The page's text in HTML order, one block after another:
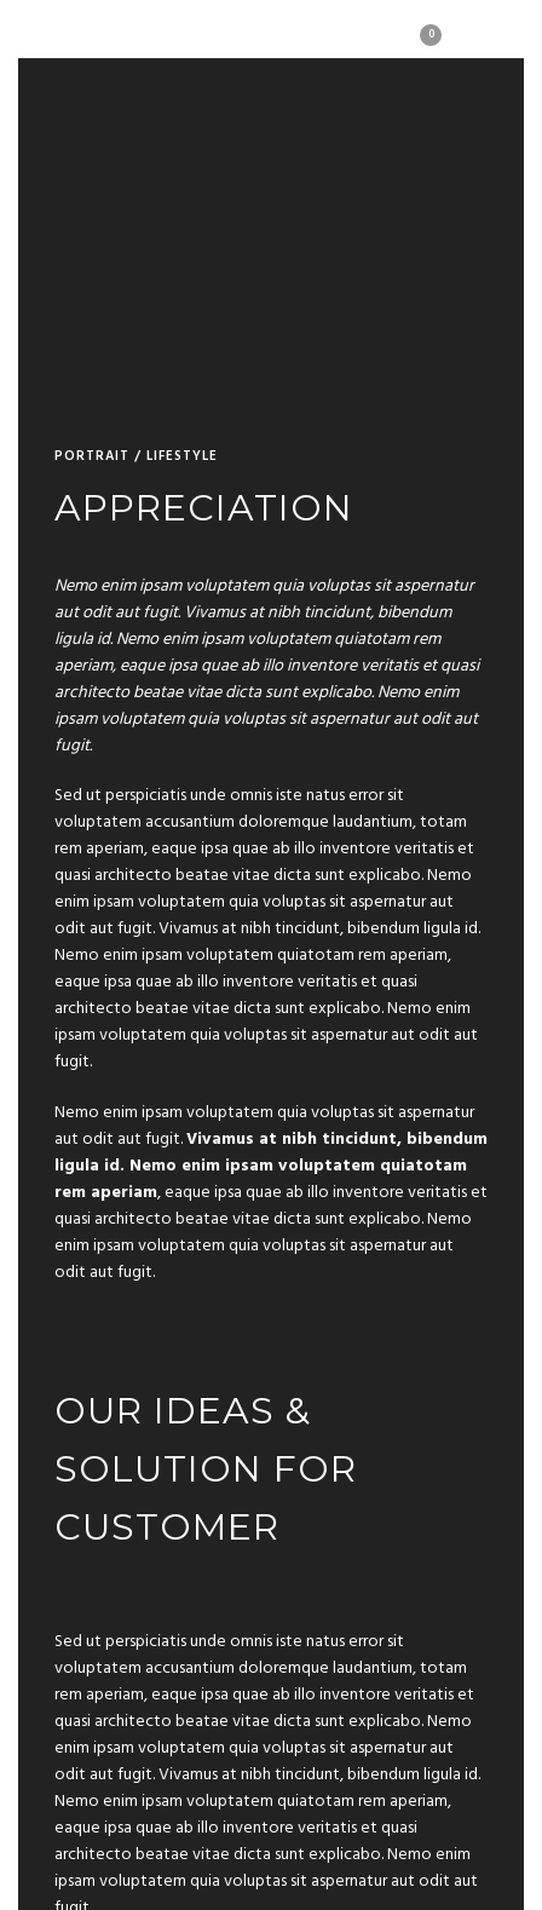
0
PORTRAIT / LIFESTYLE
APPRECIATION
Nemo enim ipsam voluptatem quia voluptas sit aspernatur
aut odit aut fugit. Vivamus at nibh tincidunt, bibendum
ligula id. Nemo enim ipsam voluptatem quiatotam rem
aperiam, eaque ipsa quae ab illo inventore veritatis et quasi
architecto beatae vitae dicta sunt explicabo. Nemo enim
ipsam voluptatem quia voluptas sit aspernatur aut odit aut
fugit.
Sed ut perspiciatis unde omnis iste natus error sit
voluptatem accusantium doloremque laudantium, totam
rem aperiam, eaque ipsa quae ab illo inventore veritatis et
quasi architecto beatae vitae dicta sunt explicabo. Nemo
enim ipsam voluptatem quia voluptas sit aspernatur aut
odit aut fugit. Vivamus at nibh tincidunt, bibendum ligula id.
Nemo enim ipsam voluptatem quiatotam rem aperiam,
eaque ipsa quae ab illo inventore veritatis et quasi
architecto beatae vitae dicta sunt explicabo. Nemo enim
ipsam voluptatem quia voluptas sit aspernatur aut odit aut
fugit.
Nemo enim ipsam voluptatem quia voluptas sit aspernatur
aut odit aut fugit.Vivamus at nibh tincidunt, bibendum
ligula id. Nemo enim ipsam voluptatem quiatotam
rem aperiam, eaque ipsa quae ab illo inventore veritatis et
quasi architecto beatae vitae dicta sunt explicabo. Nemo
enim ipsam voluptatem quia voluptas sit aspernatur aut
odit aut fugit.
OUR IDEAS &
SOLUTION FOR
CUSTOMER
Sed ut perspiciatis unde omnis iste natus error sit
voluptatem accusantium doloremque laudantium, totam
rem aperiam, eaque ipsa quae ab illo inventore veritatis et
quasi architecto beatae vitae dicta sunt explicabo. Nemo
enim ipsam voluptatem quia voluptas sit aspernatur aut
odit aut fugit. Vivamus at nibh tincidunt, bibendum ligula id.
Nemo enim ipsam voluptatem quiatotam rem aperiam,
eaque ipsa quae ab illo inventore veritatis et quasi
architecto beatae vitae dicta sunt explicabo. Nemo enim
ipsam voluptatem quia voluptas sit aspernatur aut odit aut